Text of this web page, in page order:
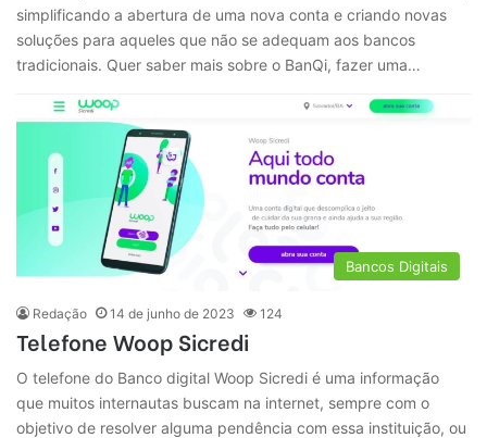
simplificando a abertura de uma nova conta e criando novas
soluções para aqueles que não se adequam aos bancos
tradicionais. Quer saber mais sobre o BanQi, fazer uma…
Bancos Digitais
Redação 14 de junho de 2023 124
Telefone Woop Sicredi
O telefone do Banco digital Woop Sicredi é uma informação
que muitos internautas buscam na internet, sempre com o
objetivo de resolver alguma pendência com essa instituição, ou